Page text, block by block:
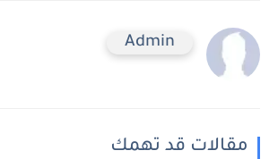
Admin
مقالات قد تهمك